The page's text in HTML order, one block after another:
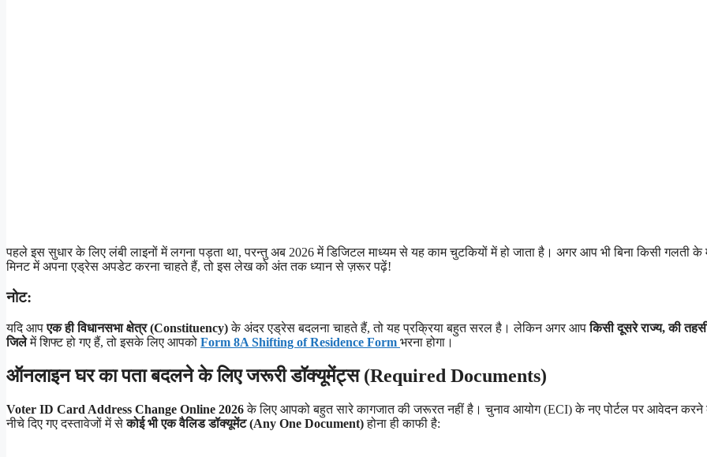
पहले इस सुधार के लिए लंबी लाइनों में लगना पड़ता था, परन्तु अब 2026 में डिजिटल माध्यम से यह काम चुटकियों में हो जाता है। अगर आप भी बिना किसी गलती के
मिनट में अपना एड्रेस अपडेट करना चाहते हैं, तो इस लेख को अंत तक ध्यान से ज़रूर पढ़ें!
नोट:
यदि आपएक ही विधानसभा क्षेत्र (Constituency)के अंदर एड्रेस बदलना चाहते हैं, तो यह प्रक्रिया बहुत सरल है। लेकिन अगर आपकिसी दूसरे राज्य, की
जिलेमें शिफ्ट हो गए हैं, तो इसके लिए आपको Form 8A Shifting of Residence Form भरना होगा।
ऑनलाइन घर का पता बदलने के लिए जरूरी डॉक्यूमेंट्स (Required Documents)
Voter ID Card Address Change Online 2026के लिए आपको बहुत सारे कागजात की जरूरत नहीं है। चुनाव आयोग (ECI) के नए पोर्टल पर आवेदन करने
नीचे दिए गए दस्तावेजों में सेकोई भी एक वैलिड डॉक्यूमेंट (Any One Document)होना ही काफी है: